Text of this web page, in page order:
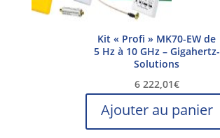
Kit « Profi » MK70-EW de
5 Hz à 10 GHz – Gigahertz-
Solutions
6 222,01€
Ajouter au panier